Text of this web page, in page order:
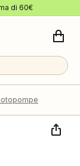
di 60€